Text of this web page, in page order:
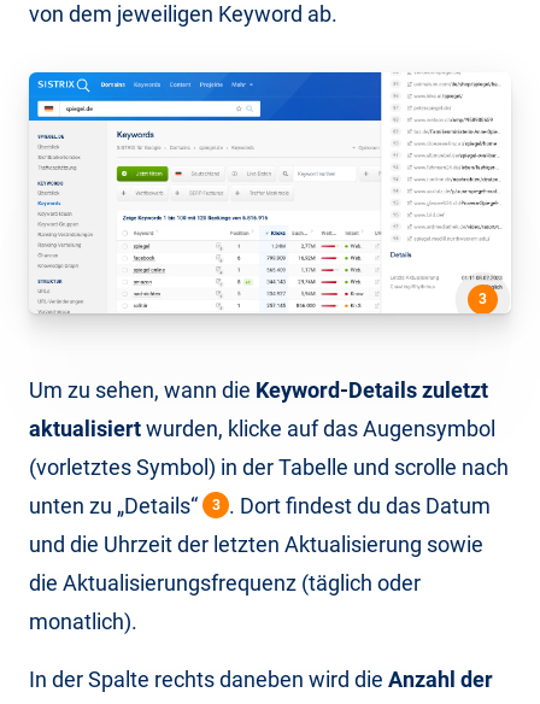
von dem jeweiligen Keyword ab.
3
Um zu sehen, wann die Keyword-Details zuletzt
aktualisiertwurden, klicke auf das Augensymbol
(vorletztes Symbol) in der Tabelle und scrolle nach
unten zu „Details“
3
. Dort findest du das Datum
und die Uhrzeit der letzten Aktualisierung sowie
die Aktualisierungsfrequenz (täglich oder
monatlich).
In der Spalte rechts daneben wird die Anzahl der